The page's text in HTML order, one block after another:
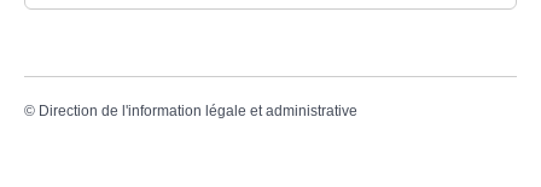
© Direction de l'information légale et administrative